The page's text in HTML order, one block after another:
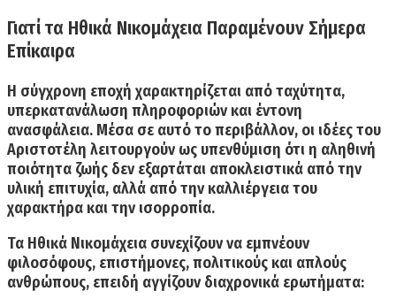
Γιατί τα Ηθικά Νικομάχεια Παραμένουν Σήμερα
Επίκαιρα
Η σύγχρονη εποχή χαρακτηρίζεται από ταχύτητα,
υπερκατανάλωση πληροφοριών και έντονη
ανασφάλεια. Μέσα σε αυτό το περιβάλλον, οι ιδέες του
Αριστοτέλη λειτουργούν ως υπενθύμιση ότι η αληθινή
ποιότητα ζωής δεν εξαρτάται αποκλειστικά από την
υλική επιτυχία, αλλά από την καλλιέργεια του
χαρακτήρα και την ισορροπία.
Τα Ηθικά Νικομάχεια συνεχίζουν να εμπνέουν
φιλοσόφους, επιστήμονες, πολιτικούς και απλούς
ανθρώπους, επειδή αγγίζουν διαχρονικά ερωτήματα: